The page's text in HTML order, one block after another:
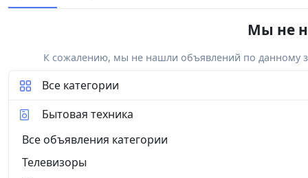
Мы не
К сожалению, мы не нашли объявлений по данному
Все категории
Бытовая техника
Все объявления категории
Телевизоры